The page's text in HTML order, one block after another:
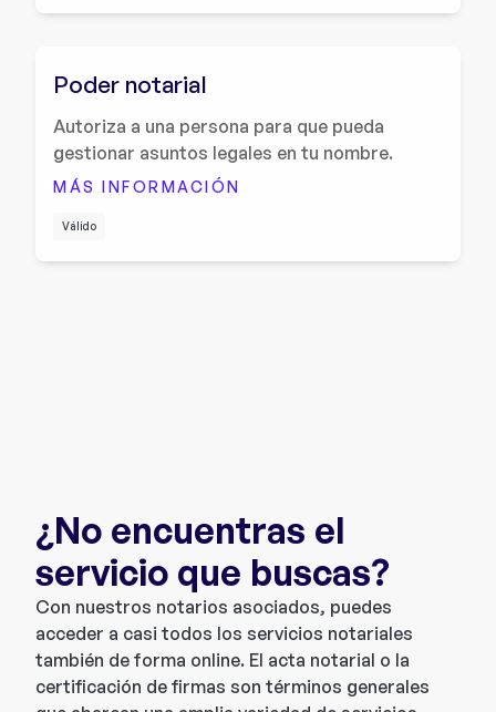
Válido
Poder notarial
Autoriza a una persona para que pueda
gestionar asuntos legales en tu nombre.
MÁS INFORMACIÓN
¿No encuentras el
servicio que buscas?
Con nuestros notarios asociados, puedes
acceder a casi todos los servicios notariales
también de forma online. El acta notarial o la
certificación de firmas son términos generales